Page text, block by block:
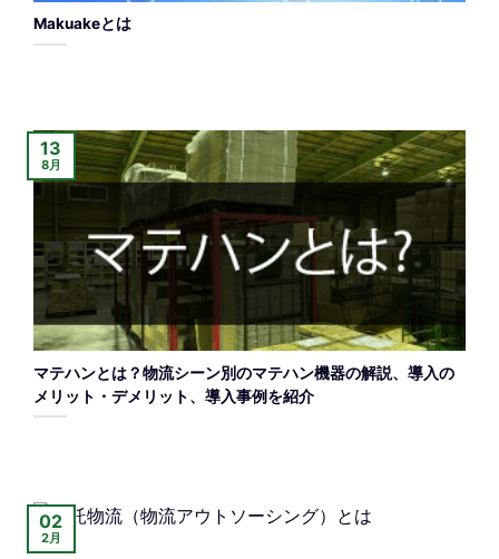
Makuakeとは
マテハンとは？物流シーン別のマテハン機器の解説、導入の
メリット・デメリット、導入事例を紹介
13
8月
02
2月